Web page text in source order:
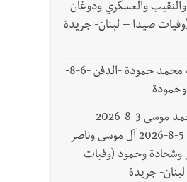
والعسكري ودوغان
(وفيات صيدا – لبنان- جريدة
وفاة الحاجة رقية محمد حمودة -الدفن -6-8-
وفاة مصطفى محمد موسى 3-8-2026
والتعازي في صيدا 5-8-2026 آل موسى وناصر
وحمود (وفيات
جريدة